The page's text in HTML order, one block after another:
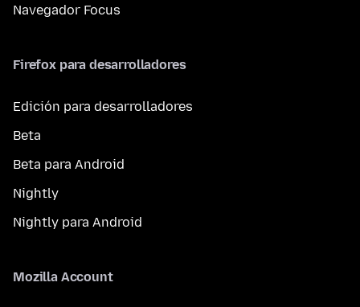
Navegador Focus
Firefox para desarrolladores
Edición para desarrolladores
Beta
Beta para Android
Nightly
Nightly para Android
Mozilla Account